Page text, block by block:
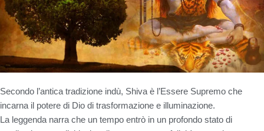
Secondo l’antica tradizione indù, Shiva è l’Essere Supremo che
incarna il potere di Dio di trasformazione e illuminazione.
La leggenda narra che un tempo entrò in un profondo stato di